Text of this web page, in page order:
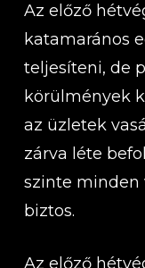
Az előző
katamarános
teljesíteni, de
körülmények
az üzletek
zárva léte
szinte minden
biztos.
Az előző